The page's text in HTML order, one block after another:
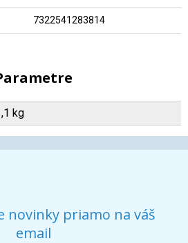
7322541283814
kg
novinky priamo na váš
email